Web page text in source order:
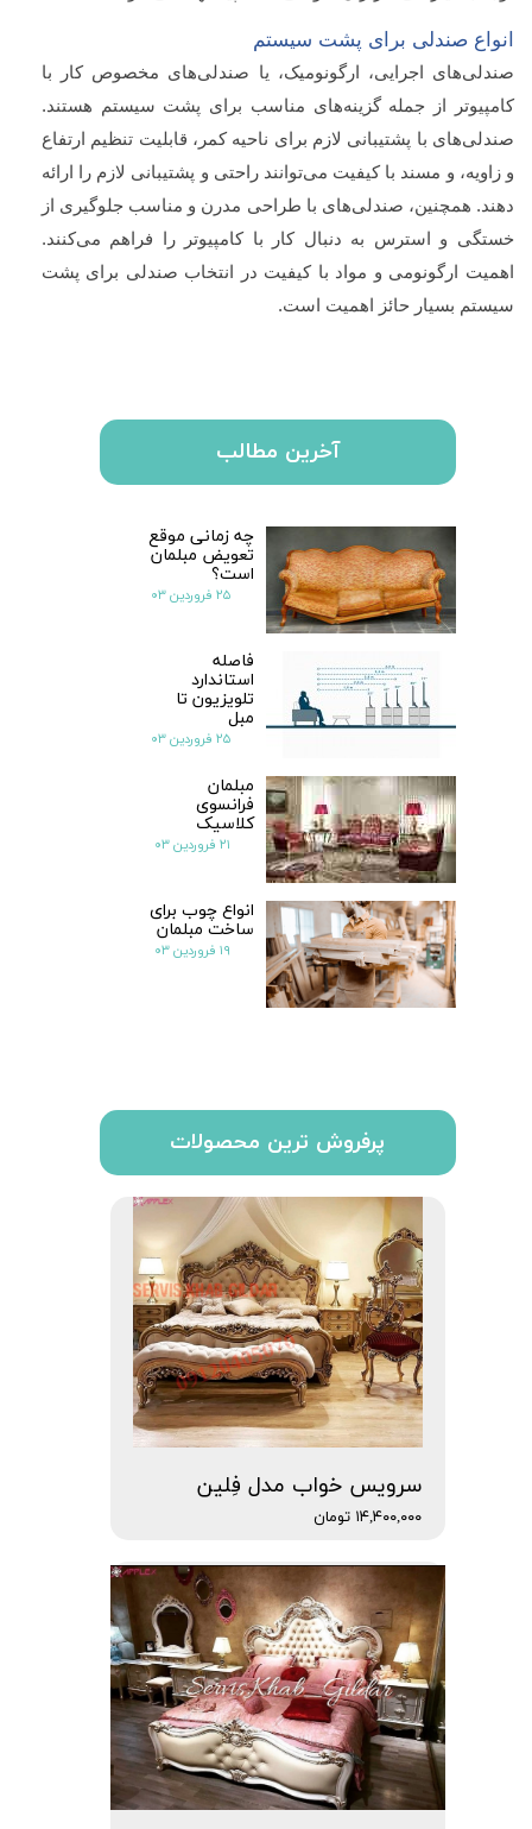
انواع صندلی برای پشت سیستم
صندلی‌های اجرایی، ارگونومیک، یا صندلی‌های مخصوص کار با
کامپیوتر از جمله گزینه‌های مناسب برای پشت سیستم هستند.
صندلی‌های با پشتیبانی لازم برای ناحیه کمر، قابلیت تنظیم ارتفاع
و زاویه، و مسند با کیفیت می‌توانند راحتی و پشتیبانی لازم را ارائه
دهند. همچنین، صندلی‌های با طراحی مدرن و مناسب جلوگیری از
خستگی و استرس به دنبال کار با کامپیوتر را فراهم می‌کنند.
اهمیت ارگونومی و مواد با کیفیت در انتخاب صندلی برای پشت
سیستم بسیار حائز اهمیت است.
سرویس خواب مدل فِلین
۱۴,۴۰۰,۰۰۰ تومان
پرفروش ترین محصولات
آخرین مطالب
چه زمانی موقع
تعویض مبلمان
است؟
۲۵ فروردین ۰۳
فاصله
استاندارد
تلویزیون تا
مبل
۲۵ فروردین ۰۳
مبلمان
فرانسوی
کلاسیک
۲۱ فروردین ۰۳
انواع چوب برای
ساخت مبلمان
۱۹ فروردین ۰۳